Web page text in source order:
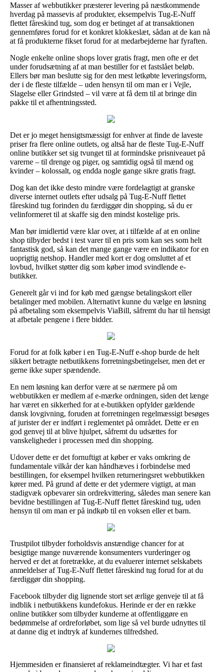
Masser af webbutikker præsterer levering på næstkommende
hverdag på massevis af produkter, eksempelvis Tug-E-Nuff
flettet fåreskind tug, som dog er betinget af at transaktionen
gennemføres forud for et konkret klokkeslæt, sådan at de kan nå
at få produkterne fikset forud for at medarbejderne har fyraften.
Nogle enkelte online shops lover gratis fragt, men ofte er det
under forudsætning af at man bestiller for et fastslået beløb.
Ellers bør man beslutte sig for den mest letkøbte leveringsform,
der i de fleste tilfælde – uden hensyn til om man er i Vejle,
Slagelse eller Grindsted – vil være at få dem til at bringe din
pakke til et afhentningssted.
Det er jo meget hensigtsmæssigt for enhver at finde de laveste
priser fra flere online outlets, og altså har de fleste Tug-E-Nuff
online butikker set sig tvunget til at formindske prisniveauet på
varerne – til drenge og piger, og samtidig også til mænd og
kvinder – kolossalt, og endda nogle gange sikre gratis fragt.
Dog kan det ikke desto mindre være fordelagtigt at granske
diverse internet outlets efter udsalg på Tug-E-Nuff flettet
fåreskind tug forinden du færdiggør din shopping, så du er
velinformeret til at skaffe sig den mindst kostelige pris.
Man bør imidlertid være klar over, at i tilfælde af at en online
shop tilbyder bedst i test varer til en pris som kan ses som helt
fantastisk god, så kan det mange gange være en indikator for en
uoprigtig netshop. Handler med kort er dog omsluttet af et
lovbud, hvilket støtter dig som køber imod svindlende e-
butikker.
Generelt går vi ind for køb med gængse betalingskort eller
betalinger med mobilen. Alternativt kunne du vælge en løsning
på afbetaling som eksempelvis ViaBill, såfremt du har til hensigt
at afbetale pengene i flere bidder.
Forud for at folk køber i en Tug-E-Nuff e-shop burde de helt
sikkert betragte netbutikkens forretningsbetingelser, men det er
gerne ikke super spændende.
En nem løsning kan derfor være at se nærmere på om
webbutikken er medlem af e-mærke ordningen, siden det længe
har været en sikkerhed for at e-butikken opfylder gældende
dansk lovgivning, foruden at forretningen regelmæssigt besøges
af jurister der er indført i reglementet på området. Dette er en
god genvej til at blive hjulpet, såfremt du udsættes for
vanskeligheder i processen med din shopping.
Udover dette er det fornuftigt at køber er vaks omkring de
fundamentale vilkår der kan håndhæves i forbindelse med
bestillingen, for eksempel hvilken returneringsret webbutikken
kører med. På grund af dette er det ydermere vigtigt, at man
stadigvæk opbevarer sin ordrekvittering, således man senere kan
bevidne bestillingen af Tug-E-Nuff flettet fåreskind tug, uden
hensyn til om man er på indkøb til en voksen eller et barn.
Trustpilot tilbyder forholdsvis anstændige chancer for at
besigtige mange nuværende konsumenters vurderinger og
herved er det at foretrække, at du evaluerer internet selskabets
anmeldelser af Tug-E-Nuff flettet fåreskind tug forud for at du
færdiggør din shopping.
Facebook tilbyder dig lignende stort set ærlige genveje til at få
indblik i netbutikkens kundefokus. Herinde er der en række
online butikker som tilbyder kunderne at offentliggøre en
bedømmelse af ordreforløbet, som lige så vel burde udnyttes til
at danne dig et indtryk af kundernes tilfredshed.
Hjemmesiden er finansieret af reklameindtægter. Vi har et fast